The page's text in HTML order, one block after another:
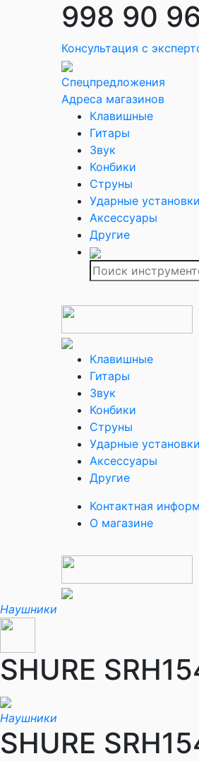
998 90
Консультация с
Спецпредложения
Адреса магазинов
Клавишные
Гитары
Звук
Конбики
Струны
Ударные установки
Аксессуары
Другие
Клавишные
Гитары
Звук
Конбики
Струны
Ударные установки
Аксессуары
Другие
Контактная
О магазине
Наушники
SHURE
Наушники
SHURE